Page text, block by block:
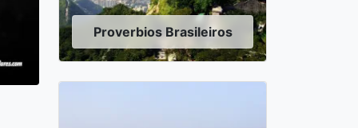
Proverbios Brasileiros